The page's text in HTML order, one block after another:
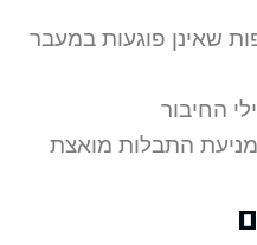
שאינן פוגעות במעבר
החיבור